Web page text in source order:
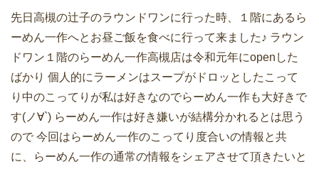
先日高槻の辻子のラウンドワンに行った時、１階にあるら
ーめん一作へとお昼ご飯を食べに行って来ました♪ ラウン
ドワン１階のらーめん一作高槻店は令和元年にopenした
ばかり 個人的にラーメンはスープがドロッとしたこって
り中のこってりが私は好きなのでらーめん一作も大好きで
す(ノ∀`) らーめん一作は好き嫌いが結構分かれるとは思う
ので 今回はらーめん一作のこってり度合いの情報と共
に、らーめん一作の通常の情報をシェアさせて頂きたいと